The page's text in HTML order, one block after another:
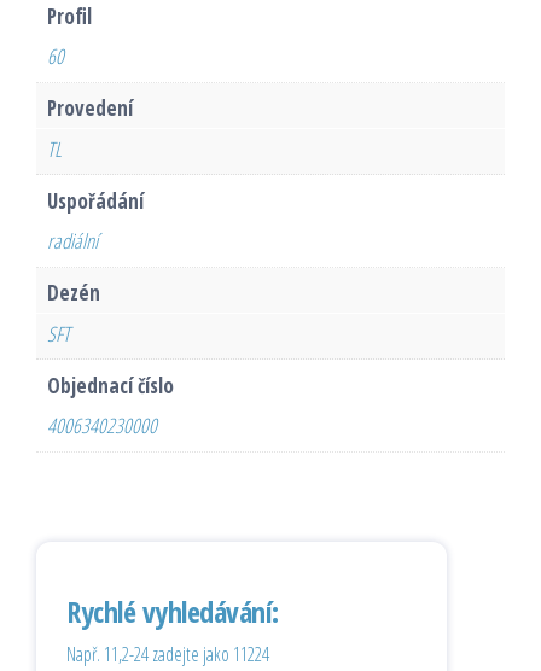
Profil
60
Provedení
TL
Uspořádání
radiální
Dezén
SFT
Objednací číslo
4006340230000
Rychlé vyhledávání:
Např. 11,2-24 zadejte jako 11224